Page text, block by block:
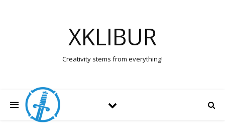
XKLIBUR
Creativity stems from everything!